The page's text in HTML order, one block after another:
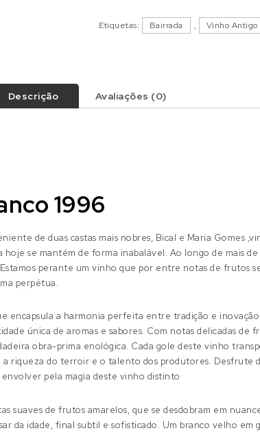
Etiquetas: Bairrada , Vinho Antigo
Descrição Avaliações (0)
1996
de duas castas mais nobres, Bical e Maria Gomes
se mantém de forma inabalável. Ao longo de mais de
perante um vinho que por entre notas de frutos
perpétua.
encapsula a harmonia perfeita entre tradição e
única de aromas e sabores. Com notas delicadas de
obra-prima enológica. Cada gole deste vinho
a riqueza do terroir e o talento dos produtores. Desfrute
pela magia deste vinho distinto
suaves de frutos amarelos, que se desdobram em
da idade, final subtil e sofisticado. Um branco velho em